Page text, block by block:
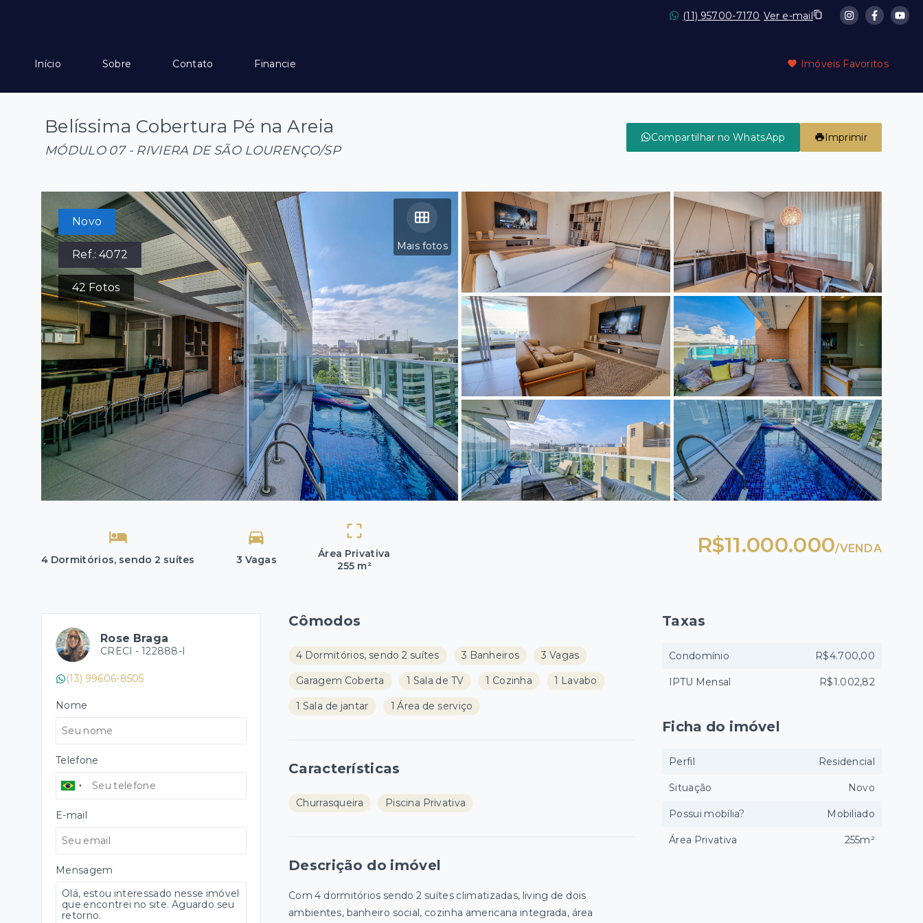
(11) 95700-7170 Ver e-mail
Início Sobre Contato Financie Imóveis Favoritos
Belíssima Cobertura Pé na Areia
MÓDULO 07 - RIVIERA DE SÃO LOURENÇO/SP
Compartilhar no WhatsApp Imprimir
Mais fotos
Novo
Ref.:4072
42Fotos
4 Dormitórios, sendo 2 suítes 3 Vagas
Área Privativa
255 m²
R$11.000.000/VENDA
Rose Braga
CRECI - 122888-I
(13) 99606-8505
Nome
Telefone
E-mail
Mensagem
Cômodos
4 Dormitórios, sendo 2 suítes 3 Banheiros 3 Vagas
Garagem Coberta 1 Sala de TV 1 Cozinha 1 Lavabo
1 Sala de jantar 1 Área de serviço
Características
Churrasqueira Piscina Privativa
Descrição do imóvel
Com 4 dormitórios sendo 2 suítes climatizadas, living de dois
ambientes, banheiro social, cozinha americana integrada, área
Taxas
Condomínio R$4.700,00
IPTU Mensal R$1.002,82
Ficha do imóvel
Perfil Residencial
Situação Novo
Possui mobília? Mobiliado
Área Privativa 255m²